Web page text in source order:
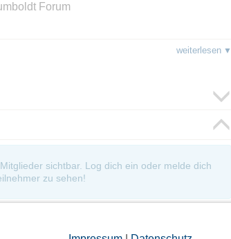
Forum
Foyer
weiterlesen
sichtbar. Log dich ein oder melde dich
zu sehen!